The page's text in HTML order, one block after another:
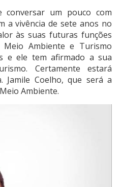
conversar um pouco com
a vivência de sete anos no
às suas futuras funções
Ambiente e Turismo
e ele tem afirmado a sua
Certamente estará
Jamile Coelho, que será a
Ambiente.